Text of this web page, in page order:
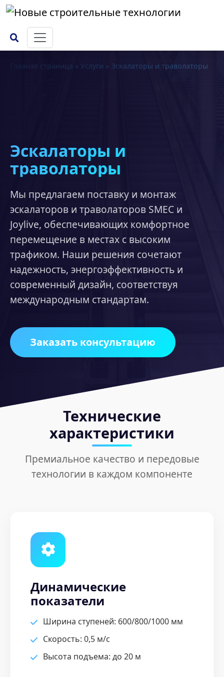
Главная страница » Услуги » Эскалаторы и траволаторы
Эскалаторы и
траволаторы
Мы предлагаем поставку и монтаж
эскалаторов и траволаторов SMEC и
Joylive, обеспечивающих комфортное
перемещение в местах с высоким
трафиком. Наши решения сочетают
надежность, энергоэффективность и
современный дизайн, соответствуя
международным стандартам.
Заказать консультацию
Технические
характеристики
Премиальное качество и передовые
технологии в каждом компоненте
Динамические
показатели
Ширина ступеней: 600/800/1000 мм
Скорость: 0,5 м/с
Высота подъема: до 20 м